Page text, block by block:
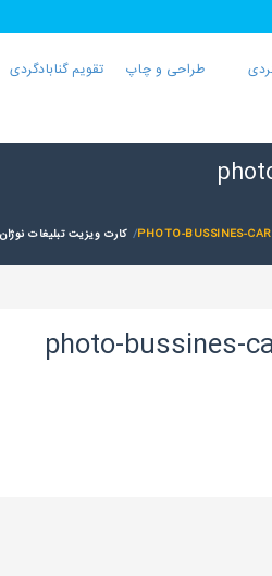
طراحی و چاپ تقویم گنابادگردی
PHOTO-BUSSINES- کارت ویزیت تبلیغات نوژان
photo-bussines-